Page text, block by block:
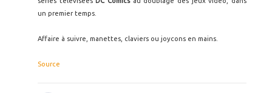
un premier temps.
Affaire à suivre, manettes, claviers ou joycons en mains.
Source